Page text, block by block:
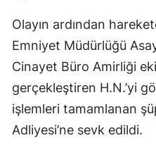
Olayın ardından
Emniyet Müdürlüğü
Cinayet Büro Amirliği
gerçekleştiren H.N.’yi
işlemleri tamamlanan
Adliyesi’ne sevk edildi.